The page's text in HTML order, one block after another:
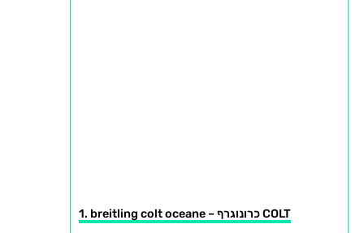
breitling colt oceane – כרונוגרף COLT